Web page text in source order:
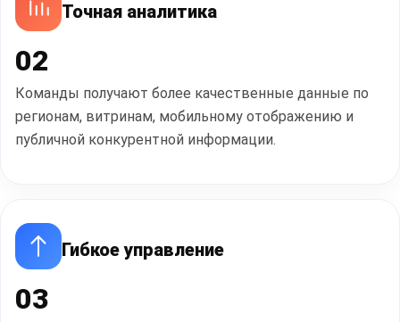
Точная аналитика
02
Команды получают более качественные данные по
регионам, витринам, мобильному отображению и
публичной конкурентной информации.
Гибкое управление
03